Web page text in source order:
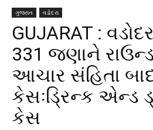
ગુજરાત વડોદરા
GUJARAT :
331 જણાને
આચાર સંહિતા બાદ
કેસઃડ્રિન્ક એન્ડ
કેસ